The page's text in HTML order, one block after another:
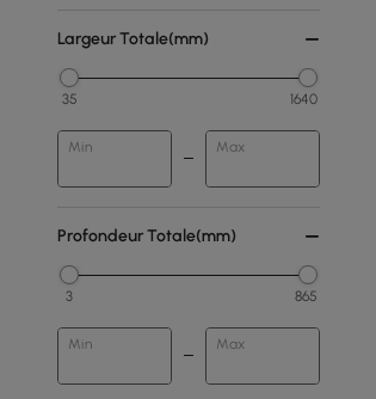
Largeur Totale(mm)
35 1640
Min Max
Profondeur Totale(mm)
3 865
Min Max